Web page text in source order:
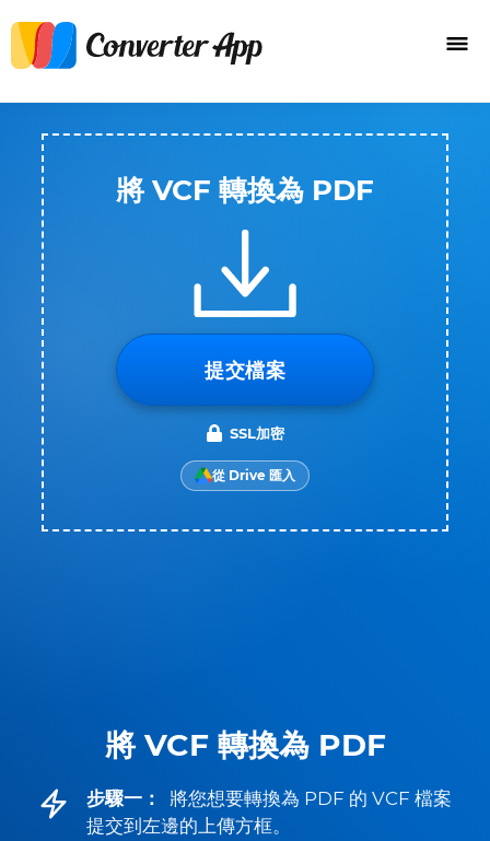
將 VCF 轉換為 PDF
步驟一：
將您想要轉換為 PDF 的 VCF 檔案
提交到左邊的上傳方框。
將 VCF 轉換為 PDF
提交檔案
SSL加密
從 Drive 匯入